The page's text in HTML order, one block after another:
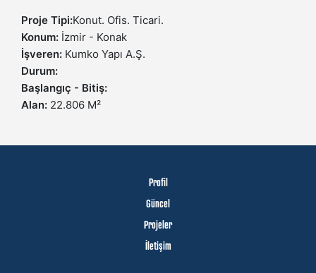
PROJELER
İLETIŞIM
Proje Tipi:Konut. Ofis. Ticari.
Konum: İzmir - Konak
İşveren: Kumko Yapı A.Ş.
Durum:
Başlangıç - Bitiş:
Alan: 22.806 M²
Profil
Güncel
Projeler
İletişim